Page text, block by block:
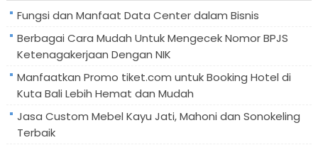
Fungsi dan Manfaat Data Center dalam Bisnis
Berbagai Cara Mudah Untuk Mengecek Nomor BPJS
Ketenagakerjaan Dengan NIK
Manfaatkan Promo tiket.com untuk Booking Hotel di
Kuta Bali Lebih Hemat dan Mudah
Jasa Custom Mebel Kayu Jati, Mahoni dan Sonokeling
Terbaik